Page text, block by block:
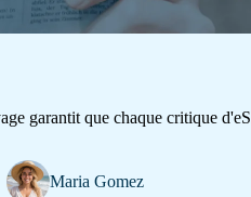
garantit que chaque critique
Maria Gomez